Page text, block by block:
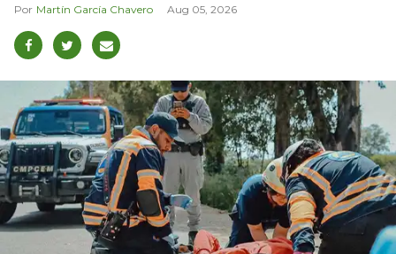
Martín García Chavero Aug 05, 2026